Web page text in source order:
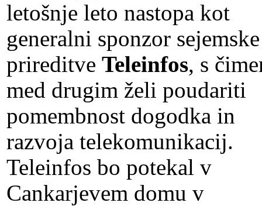
letošnje leto nastopa kot
generalni sponzor sejemske
prireditve Teleinfos, s
med drugim želi poudariti
pomembnost dogodka in
razvoja telekomunikacij.
Teleinfos bo potekal v
Cankarjevem domu v